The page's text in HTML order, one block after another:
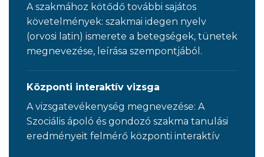
A szakmához kötődő további sajátos
követelmények: szakmai idegen nyelv
(orvosi latin) ismerete a betegségek, tünetek
megnevezése, leírása szempontjából.
Központi interaktív vizsga
A vizsgatevékenység megnevezése: A
Szociális ápoló és gondozó szakma tanulási
eredményeit felmérő központi interaktív